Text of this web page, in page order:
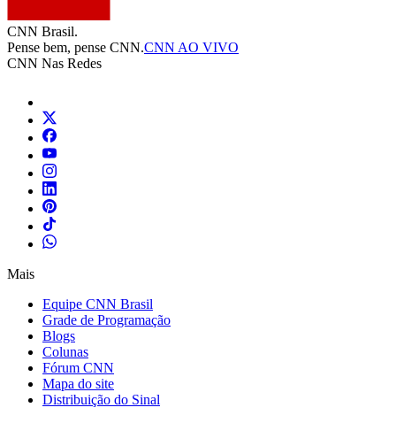
CNN Brasil.
Pense bem, pense CNN.CNN AO VIVO
CNN Nas Redes
Mais
Equipe CNN Brasil
Grade de Programação
Blogs
Colunas
Fórum CNN
Mapa do site
Distribuição do Sinal